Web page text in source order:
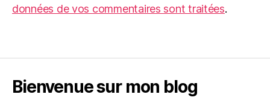
données de vos commentaires sont traitées.
Bienvenue sur mon blog